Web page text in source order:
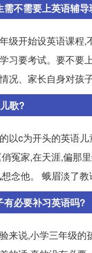
需不需要上英语辅导
级开始设英语课程,
习要考试。要不要
况、家长自身对孩子
歌?
以c为开头的英语
冤家,在天涯,偏那
念他。 蛾眉淡了教
有必要补习英语吗?
来说,小学三年级的